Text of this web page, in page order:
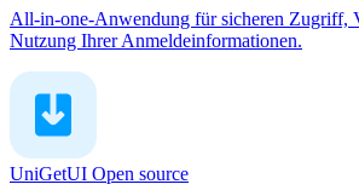
All-in-one-Anwendung für sicheren Zugriff,
Nutzung Ihrer Anmeldeinformationen.
UniGetUI Open source